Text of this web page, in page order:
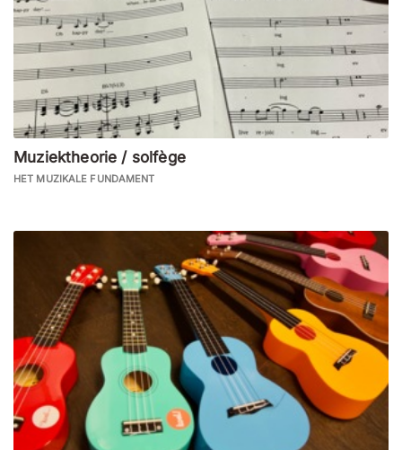
Muziektheorie / solfège
HET MUZIKALE FUNDAMENT